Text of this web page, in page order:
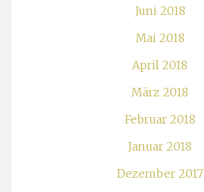
Juni 2018
Mai 2018
April 2018
März 2018
Februar 2018
Januar 2018
Dezember 2017